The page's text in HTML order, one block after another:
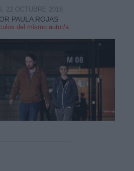
PAULA ROJAS
del mismo autor/a
22 OCTUBRE 2018